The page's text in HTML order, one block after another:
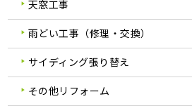
天窓工事
雨どい工事（修理・交換）
サイディング張り替え
その他リフォーム